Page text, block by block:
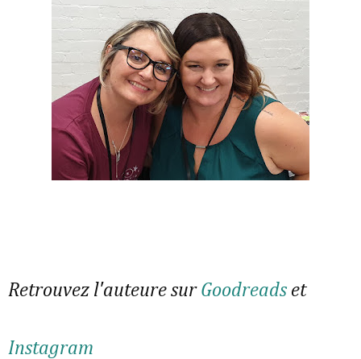
Retrouvez l'auteure sur Goodreads et
Instagram